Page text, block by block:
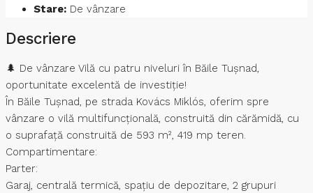
Stare: De vânzare
Descriere
🌲 De vânzare Vilă cu patru niveluri în Băile Tușnad,
oportunitate excelentă de investiție!
În Băile Tușnad, pe strada Kovács Miklós, oferim spre
vânzare o vilă multifuncțională, construită din cărămidă, cu
o suprafață construită de 593 m², 419 mp teren.
Compartimentare:
Parter:
Garaj, centrală termică, spațiu de depozitare, 2 grupuri